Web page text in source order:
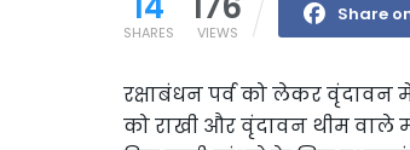
SHARES VIEWS
Share
रक्षाबंधन पर्व को लेकर वृंदावन में
को राखी और वृंदावन थीम